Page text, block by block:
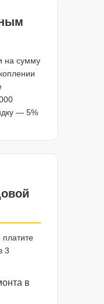
на сумму
— 5%
3
в